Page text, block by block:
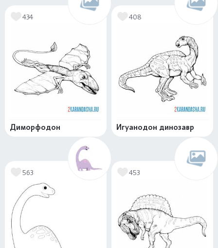
434
Диморфодон
408
Игуанодон динозавр
563 453